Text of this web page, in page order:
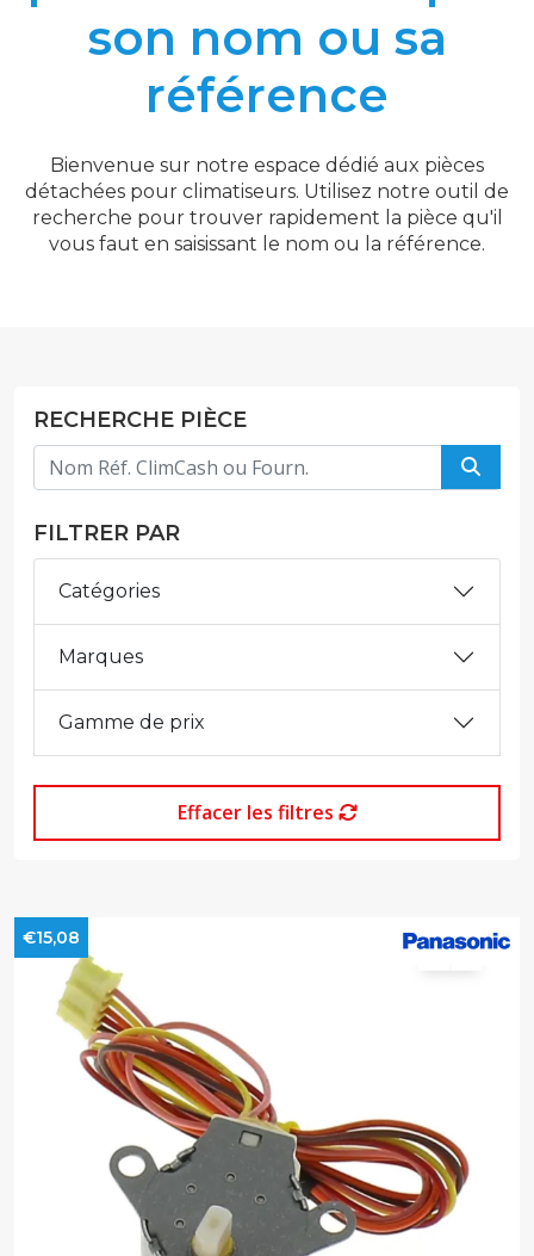
son nom ou sa
référence
Bienvenue sur notre espace dédié aux pièces
détachées pour climatiseurs. Utilisez notre outil de
recherche pour trouver rapidement la pièce qu'il
vous faut en saisissant le nom ou la référence.
RECHERCHE PIÈCE
FILTRER PAR
Catégories
Marques
Gamme de prix
Effacer les filtres
€15,08